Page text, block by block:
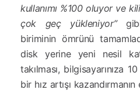
kullanımı %100 oluyor ve
çok geç yükleniyor”gibi
biriminin ömrünü
disk yerine yeni nesil
takılması, bilgisayarınıza
bir hız artışı